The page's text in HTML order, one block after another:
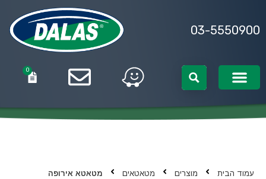
03-5550900
0
עמוד הבית מוצרים מטאטאים מטאטא אירופה